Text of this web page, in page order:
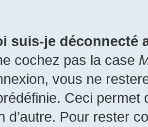
suis-je déconnecté
cochez pas la case
vous ne
Ceci permet
d’autre. Pour rester